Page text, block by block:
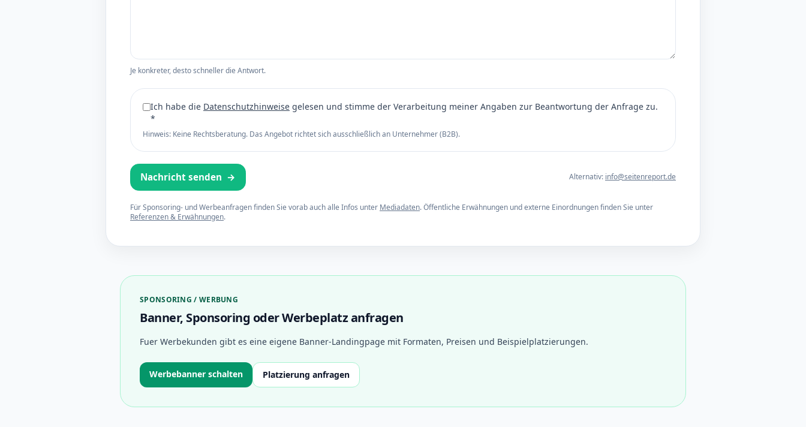
Je konkreter, desto schneller die Antwort.
Ich habe die Datenschutzhinweise gelesen und stimme der Verarbeitung meiner Angaben zur Beantwortung der Anfrage zu.
*
Hinweis: Keine Rechtsberatung. Das Angebot richtet sich ausschließlich an Unternehmer (B2B).
Nachricht senden → Alternativ: info@seitenreport.de
Für Sponsoring- und Werbeanfragen finden Sie vorab auch alle Infos unter Mediadaten. Öffentliche Erwähnungen und externe Einordnungen finden Sie unter
Referenzen & Erwähnungen.
SPONSORING / WERBUNG
Banner, Sponsoring oder Werbeplatz anfragen
Fuer Werbekunden gibt es eine eigene Banner-Landingpage mit Formaten, Preisen und Beispielplatzierungen.
Werbebanner schalten Platzierung anfragen